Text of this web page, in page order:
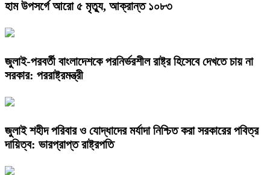
হাম উপসর্গে আরো ৫ মৃত্যু, আক্রান্ত ১০৮৩
জুলাই-পরবর্তী বাংলাদেশকে পরনির্ভরশীল রাষ্ট্র হিসেবে দেখতে চায় না
সরকার: পররাষ্ট্রমন্ত্রী
জুলাই শহীদ পরিবার ও যোদ্ধাদের মর্যাদা নিশ্চিত করা সরকারের পবিত্র
দায়িত্ব: ভারপ্রাপ্ত রাষ্ট্রপতি